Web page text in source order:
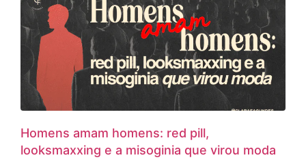
Homens amam homens: red pill,
looksmaxxing e a misoginia que virou moda